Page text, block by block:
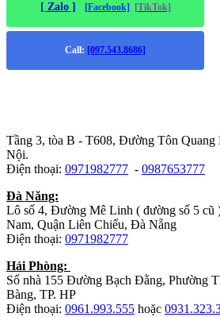
[ Zalo ] [Facebook] [TikTok]
Call: [097.543.8686]
Tầng 3, tòa B - T608, Đường Tôn Quang
Nội.
Điện thoại: 0971982777 - 0987653777
Đà Năng:
Lô số 4, Đường Mê Linh ( đường số 5 cũ
Nam, Quận Liên Chiểu, Đà Nẵng
Điện thoại: 0971982777
Hải Phòng:
Số nhà 155 Đường Bạch Đằng, Phường
Bàng, TP. HP
Điện thoại: 0961.993.555 hoặc